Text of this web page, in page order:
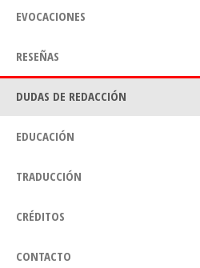
EVOCACIONES
RESEÑAS
DUDAS DE REDACCIÓN
EDUCACIÓN
TRADUCCIÓN
CRÉDITOS
CONTACTO